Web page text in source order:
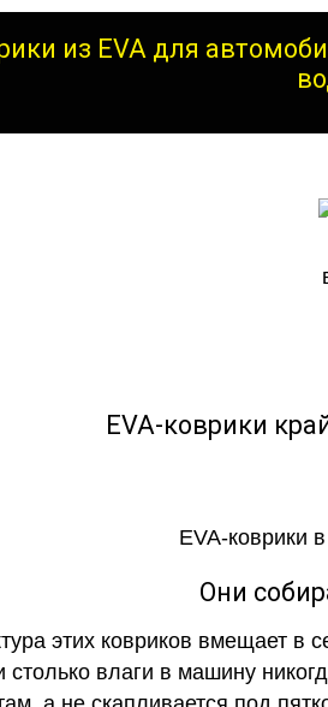
из EVA для
EVA-коврики
Они
этих ковриков вмещает в
столько влаги в машину